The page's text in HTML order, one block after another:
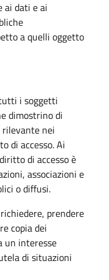
ai dati e ai
a quelli oggetto
i soggetti
dimostrino di
nei
di accesso. Ai
di accesso è
associazioni e
o diffusi.
prendere
copia dei
un interesse
di situazioni